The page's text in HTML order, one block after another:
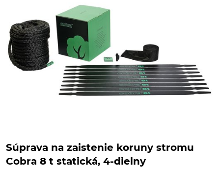
Súprava na zaistenie koruny stromu
Cobra 8 t statická, 4-dielny